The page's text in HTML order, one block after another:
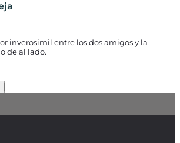
inverosímil entre los dos amigos y la
de al lado.